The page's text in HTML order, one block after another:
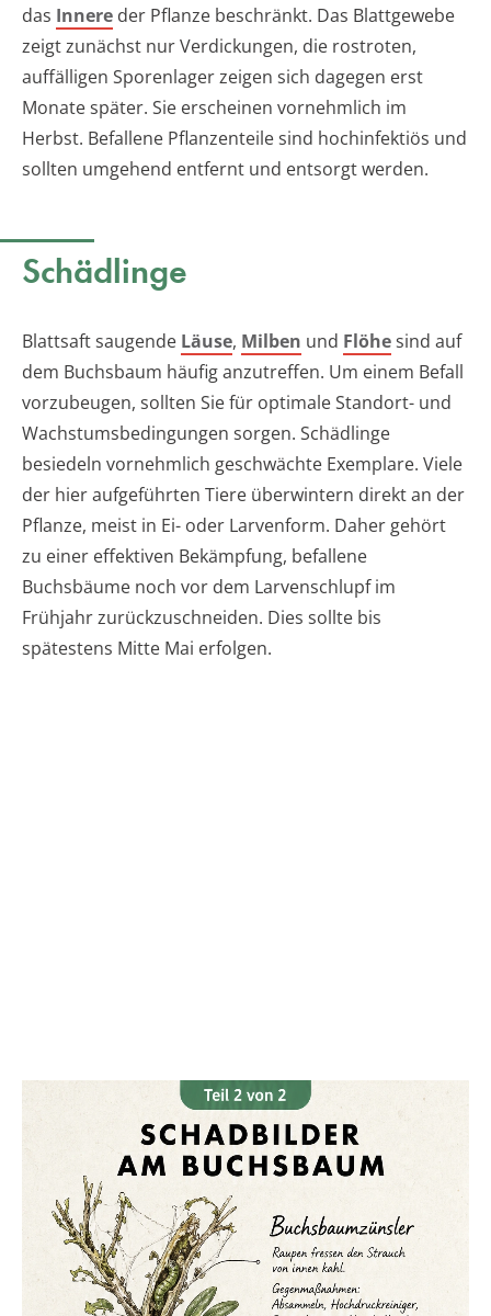
das Innere der Pflanze beschränkt. Das Blattgewebe
zeigt zunächst nur Verdickungen, die rostroten,
auffälligen Sporenlager zeigen sich dagegen erst
Monate später. Sie erscheinen vornehmlich im
Herbst. Befallene Pflanzenteile sind hochinfektiös und
sollten umgehend entfernt und entsorgt werden.
Schädlinge
Blattsaft saugende Läuse, Milben und Flöhesind auf
dem Buchsbaum häufig anzutreffen. Um einem Befall
vorzubeugen, sollten Sie für optimale Standort- und
Wachstumsbedingungen sorgen. Schädlinge
besiedeln vornehmlich geschwächte Exemplare. Viele
der hier aufgeführten Tiere überwintern direkt an der
Pflanze, meist in Ei- oder Larvenform. Daher gehört
zu einer effektiven Bekämpfung, befallene
Buchsbäume noch vor dem Larvenschlupf im
Frühjahr zurückzuschneiden. Dies sollte bis
spätestens Mitte Mai erfolgen.